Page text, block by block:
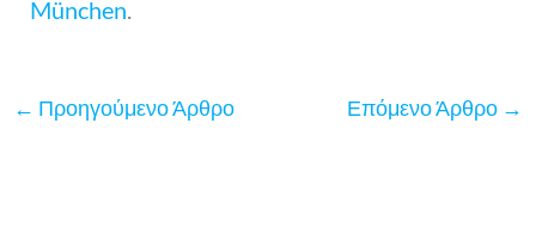
München.
← Προηγούμενο Άρθρο Επόμενο Άρθρο →